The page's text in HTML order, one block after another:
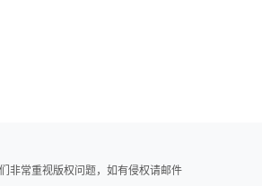
非常重视版权问题，如有侵权请邮件